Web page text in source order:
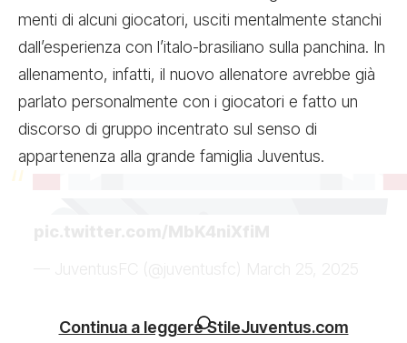
menti di alcuni giocatori, usciti mentalmente stanchi
dall’esperienza con l’italo-brasiliano sulla panchina. In
allenamento, infatti, il nuovo allenatore avrebbe già
parlato personalmente con i giocatori e fatto un
discorso di gruppo incentrato sul senso di
appartenenza alla grande famiglia Juventus.
Continua a leggere StileJuventus.com